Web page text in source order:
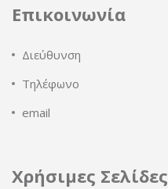
Επικοινωνία
Διεύθυνση
Τηλέφωνο
email
Χρήσιμες Σελίδες